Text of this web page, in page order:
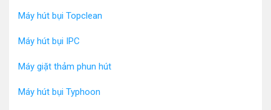
Máy hút bụi Topclean
Máy hút bụi IPC
Máy giặt thảm phun hút
Máy hút bụi Typhoon